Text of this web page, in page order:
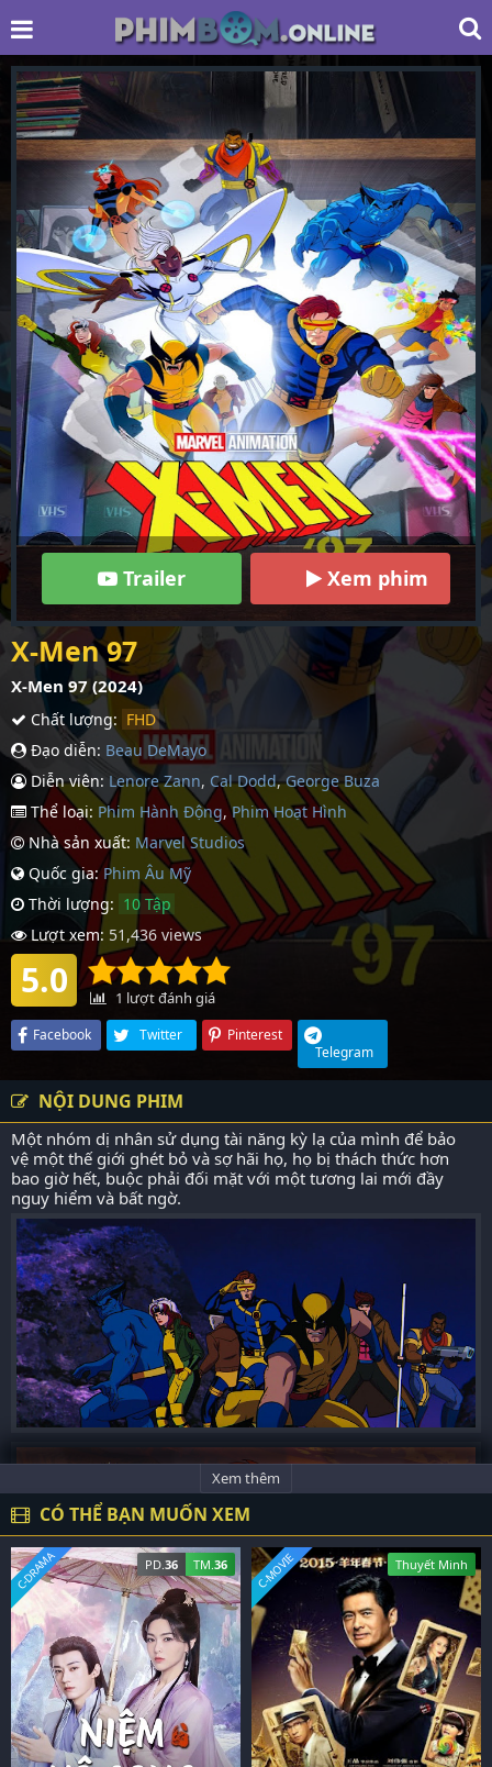
Trailer Xem phim
X-Men 97
X-Men 97 (2024)
Chất lượng: FHD
Đạo diễn: Beau DeMayo
Diễn viên: Lenore Zann, Cal Dodd,George Buza
Thể loại: Phim Hành Động,Phim Hoạt Hình
Nhà sản xuất: Marvel Studios
Quốc gia: Phim Âu Mỹ
Thời lượng: 10 Tập
Lượt xem: 51,436 views
5.0 1 lượt đánh giá
Facebook Twitter
Pinterest
Telegram
NỘI DUNG PHIM
Một nhóm dị nhân sử dụng tài năng kỳ lạ của mình để bảo
vệ một thế giới ghét bỏ và sợ hãi họ, họ bị thách thức hơn
bao giờ hết, buộc phải đối mặt với một tương lai mới đầy
nguy hiểm và bất ngờ.
Xem thêm
CÓ THỂ BẠN MUỐN XEM
PD. 36 TM. 36
C-DRAMA Thuyết Minh
C-MOVIE